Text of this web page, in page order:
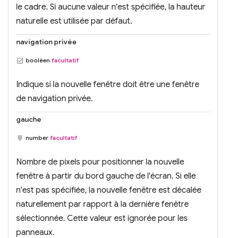
le cadre. Si aucune valeur n'est spécifiée, la hauteur
naturelle est utilisée par défaut.
navigation privée
booléen facultatif
Indique si la nouvelle fenêtre doit être une fenêtre
de navigation privée.
gauche
number facultatif
Nombre de pixels pour positionner la nouvelle
fenêtre à partir du bord gauche de l'écran. Si elle
n'est pas spécifiée, la nouvelle fenêtre est décalée
naturellement par rapport à la dernière fenêtre
sélectionnée. Cette valeur est ignorée pour les
panneaux.